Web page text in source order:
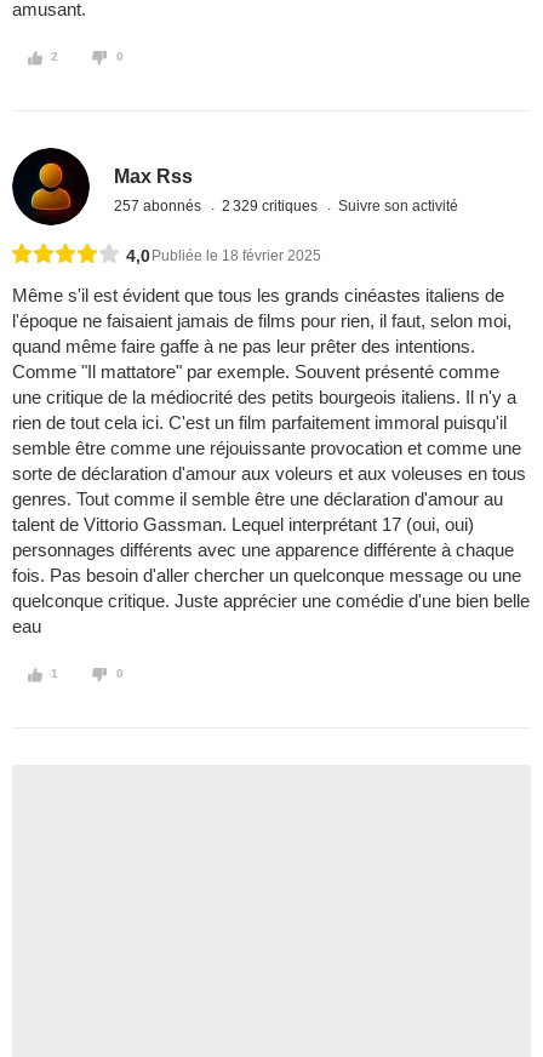
amusant.
2 0
Max Rss
257 abonnés 2 329 critiques Suivre son activité
4,0 Publiée le 18 février 2025
Même s'il est évident que tous les grands cinéastes italiens de
l'époque ne faisaient jamais de films pour rien, il faut, selon moi,
quand même faire gaffe à ne pas leur prêter des intentions.
Comme "Il mattatore" par exemple. Souvent présenté comme
une critique de la médiocrité des petits bourgeois italiens. Il n'y a
rien de tout cela ici. C'est un film parfaitement immoral puisqu'il
semble être comme une réjouissante provocation et comme une
sorte de déclaration d'amour aux voleurs et aux voleuses en tous
genres. Tout comme il semble être une déclaration d'amour au
talent de Vittorio Gassman. Lequel interprétant 17 (oui, oui)
personnages différents avec une apparence différente à chaque
fois. Pas besoin d'aller chercher un quelconque message ou une
quelconque critique. Juste apprécier une comédie d'une bien belle
eau
1 0